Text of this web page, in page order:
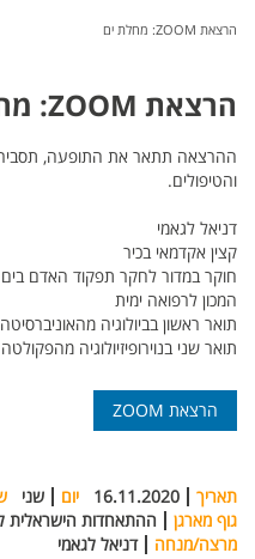
הרצאת ZOOM: מחלת ים
הרצאת ZOOM: מחלת ים
ההרצאה תתאר את התופעה, תסביר
והטיפולים.
דניאל לגאמי
קצין אקדמאי בכיר
חוקר במדור לחקר תפקוד האדם בים
המכון לרפואה ימית
תואר ראשון בביולוגיה
תואר שני בנוירופיזיולוגיה
הרצאת ZOOM
תאריך 16.11.2020 יום שני
גוף מארגן
ההתאחדות הישראלית
מרצה/מנחה
דניאל לגאמי